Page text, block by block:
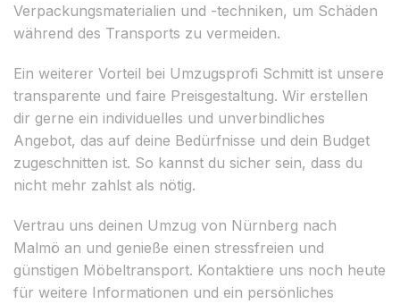
Verpackungsmaterialien und -techniken, um Schäden
während des Transports zu vermeiden.
Ein weiterer Vorteil bei Umzugsprofi Schmitt ist unsere
transparente und faire Preisgestaltung. Wir erstellen
dir gerne ein individuelles und unverbindliches
Angebot, das auf deine Bedürfnisse und dein Budget
zugeschnitten ist. So kannst du sicher sein, dass du
nicht mehr zahlst als nötig.
Vertrau uns deinen Umzug von Nürnberg nach
Malmö an und genieße einen stressfreien und
günstigen Möbeltransport. Kontaktiere uns noch heute
für weitere Informationen und ein persönliches